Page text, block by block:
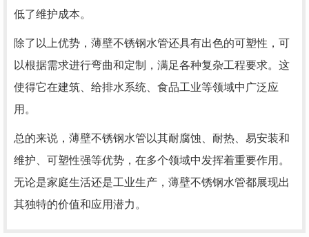
低了维护成本。
除了以上优势，薄壁不锈钢水管还具有出色的可塑性，可
以根据需求进行弯曲和定制，满足各种复杂工程要求。这
使得它在建筑、给排水系统、食品工业等领域中广泛应
用。
总的来说，薄壁不锈钢水管以其耐腐蚀、耐热、易安装和
维护、可塑性强等优势，在多个领域中发挥着重要作用。
无论是家庭生活还是工业生产，薄壁不锈钢水管都展现出
其独特的价值和应用潜力。